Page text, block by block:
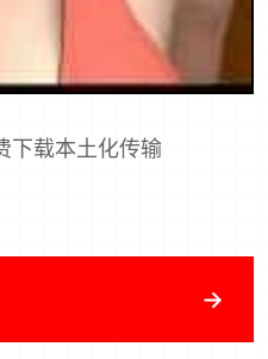
下载本土化传输
→